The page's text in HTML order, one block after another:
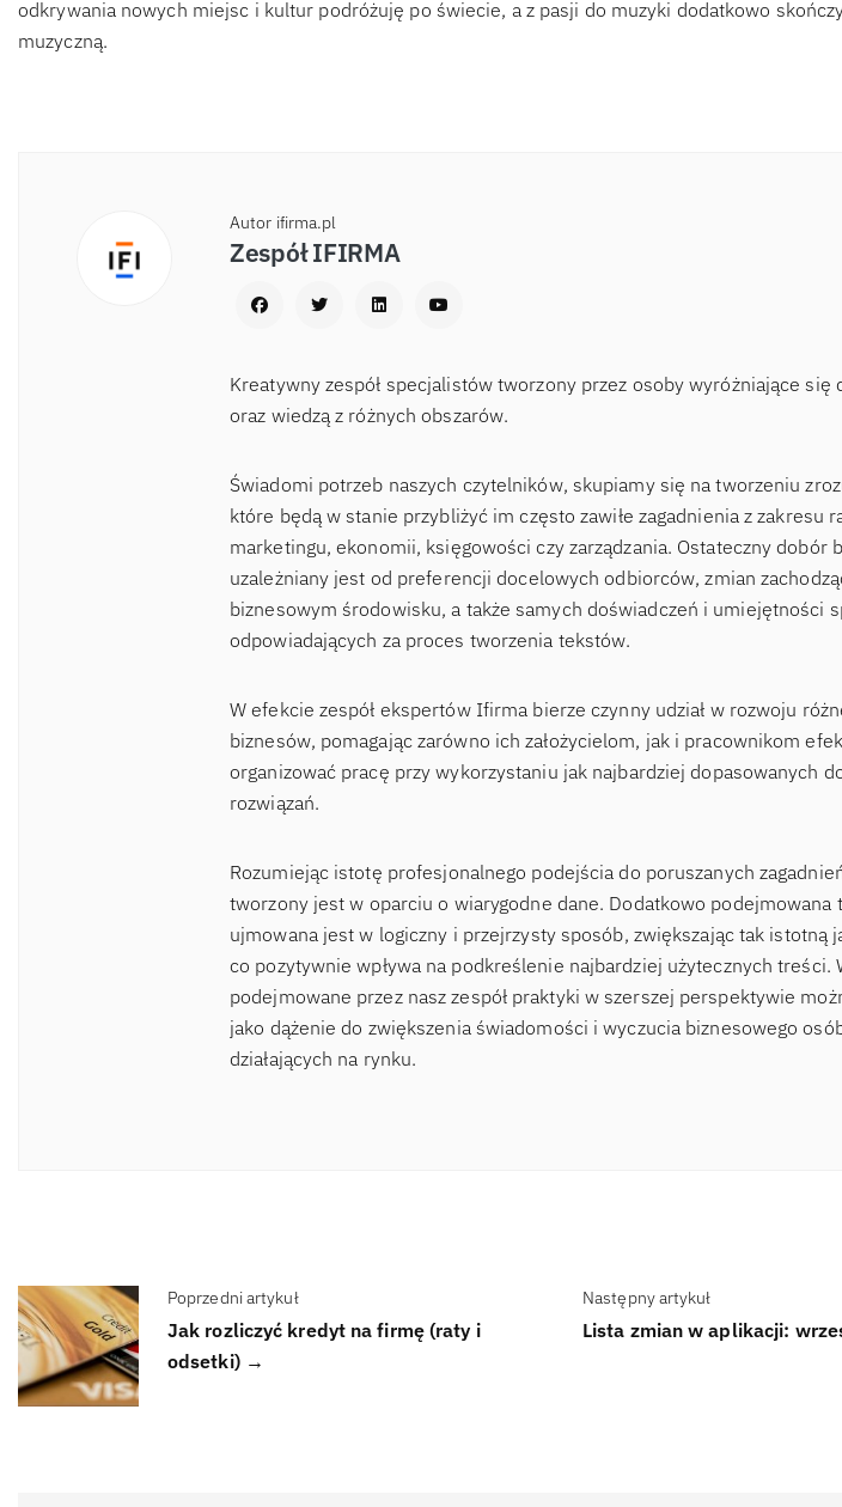
odkrywania nowych miejsc i kultur podróżuję po świecie, a z pasji do muzyki dodatkowo
muzyczną.
Autor ifirma.pl
Zespół IFIRMA
Kreatywny zespół specjalistów tworzony przez osoby wyróżniające się
oraz wiedzą z różnych obszarów.
Świadomi potrzeb naszych czytelników, skupiamy się na tworzeniu
które będą w stanie przybliżyć im często zawiłe zagadnienia z zakresu
marketingu, ekonomii, księgowości czy zarządzania. Ostateczny dobór
uzależniany jest od preferencji docelowych odbiorców, zmian
biznesowym środowisku, a także samych doświadczeń i umiejętności
odpowiadających za proces tworzenia tekstów.
W efekcie zespół ekspertów Ifirma bierze czynny udział w rozwoju
biznesów, pomagając zarówno ich założycielom, jak i pracownikom
organizować pracę przy wykorzystaniu jak najbardziej dopasowanych
rozwiązań.
Rozumiejąc istotę profesjonalnego podejścia do poruszanych
tworzony jest w oparciu o wiarygodne dane. Dodatkowo podejmowana
ujmowana jest w logiczny i przejrzysty sposób, zwiększając tak istotną
co pozytywnie wpływa na podkreślenie najbardziej użytecznych treści.
podejmowane przez nasz zespół praktyki w szerszej perspektywie
jako dążenie do zwiększenia świadomości i wyczucia biznesowego
działających na rynku.
Poprzedni artykuł
Jak rozliczyć kredyt na firmę (raty i
odsetki) →
Następny artykuł
Lista zmian w aplikacji: